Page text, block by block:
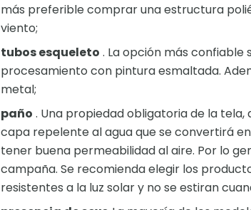
más preferible comprar una estructura
viento;
tubos esqueleto . La opción más confiable
procesamiento con pintura esmaltada.
metal;
paño . Una propiedad obligatoria de la
capa repelente al agua que se convertirá
tener buena permeabilidad al aire. Por lo
campaña. Se recomienda elegir los
resistentes a la luz solar y no se estiran